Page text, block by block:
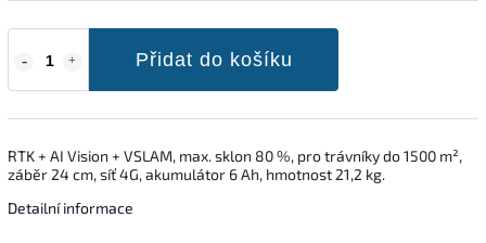
Přidat do košíku
RTK + AI Vision + VSLAM, max. sklon 80 %, pro trávníky do 1500 m²,
záběr 24 cm, síť 4G, akumulátor 6 Ah, hmotnost 21,2 kg.
Detailní informace